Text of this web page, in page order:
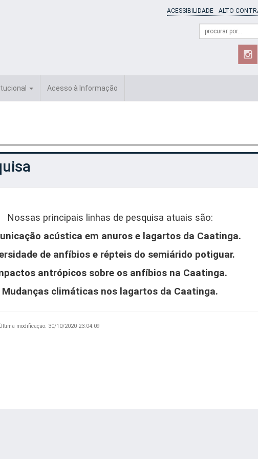
ACESSIBILIDADE ALTO
Formulário
Campo
de
Acesso à Informação
Nossas principais linhas de pesquisa atuais são:
acústica em anuros e lagartos da Caatinga.
de anfíbios e répteis do semiárido potiguar.
antrópicos sobre os anfíbios na Caatinga.
Mudanças climáticas nos lagartos da Caatinga.
Última modificação: 30/10/2020 23:04:09